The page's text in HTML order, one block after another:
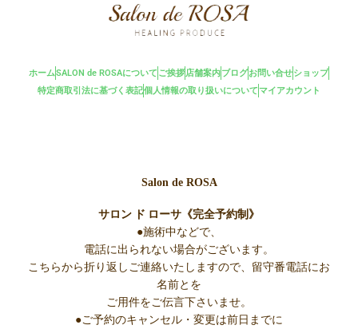
ホームSALON de ROSAについて ご挨拶店舗案内ブログお問い合せショップ
特定商取引法に基づく表記個人情報の取り扱いについてマイアカウント
Salon de ROSA
サロン ド ローサ《完全予約制》
●施術中などで、
電話に出られない場合がございます。
こちらから折り返しご連絡いたしますので、留守番電話にお
名前とを
ご用件をご伝言下さいませ。
●ご予約のキャンセル・変更は前日までに